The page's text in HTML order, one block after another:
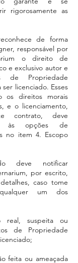
rigorosamente as
de forma
responsável por
o direito de
e exclusivo autor e
de Propriedade
licenciado. Esses
os direitos morais
e o licenciamento,
contrato, deve
às opções de
no item 4. Escopo
deve notificar
por escrito,
caso tome
um dos
real, suspeita ou
de Propriedade
feita ou ameaçada